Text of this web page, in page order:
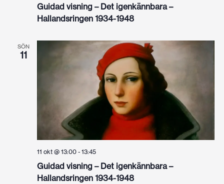
Guidad visning – Det igenkännbara –
Hallandsringen 1934-1948
SÖN
11
Guidad visning – Det igenkännbara –
Hallandsringen 1934-1948
11 okt @ 13:00- 13:45